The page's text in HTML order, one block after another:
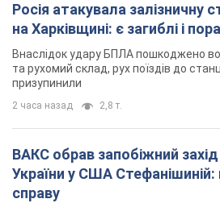
Росія атакувала залізничну
на Харківщині: є загиблі і
Внаслідок удару БПЛА пошкоджено
та рухомий склад, рух поїздів до
призупинили
2 часа назад 2,8 т.
ВАКС обрав запобіжний захід експосолці
України у США Стефанішиній: що відомо про
справу